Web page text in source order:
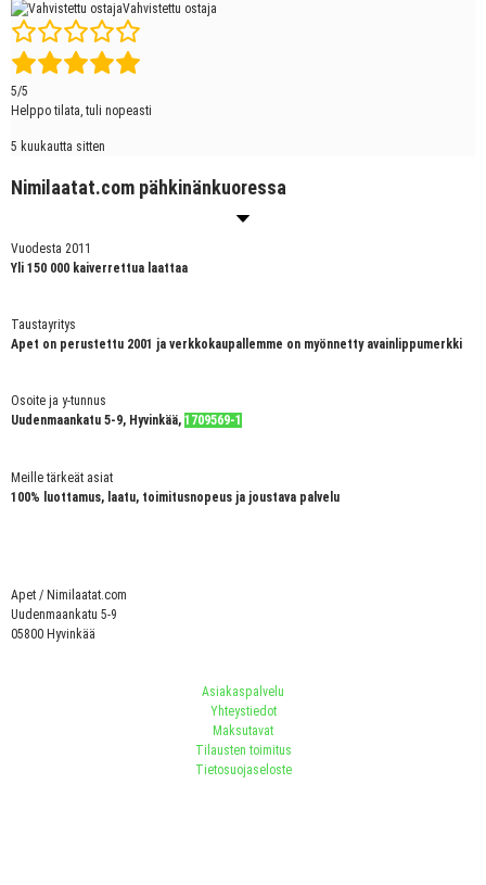
Vahvistettu ostaja
5/5
Helppo tilata, tuli nopeasti
5 kuukautta sitten
Nimilaatat.com pähkinänkuoressa
Vuodesta 2011
Yli 150 000 kaiverrettua laattaa
Taustayritys
Apet on perustettu 2001 ja verkkokaupallemme on myönnetty avainlippumerkki
Osoite ja y-tunnus
Uudenmaankatu 5-9, Hyvinkää, 1709569-1
Meille tärkeät asiat
100% luottamus, laatu, toimitusnopeus ja joustava palvelu
Apet / Nimilaatat.com
Uudenmaankatu 5-9
05800 Hyvinkää
Asiakaspalvelu
Yhteystiedot
Maksutavat
Tilausten toimitus
Tietosuojaseloste